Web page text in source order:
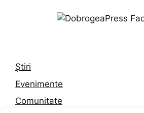
Știri
Evenimente
Comunitate